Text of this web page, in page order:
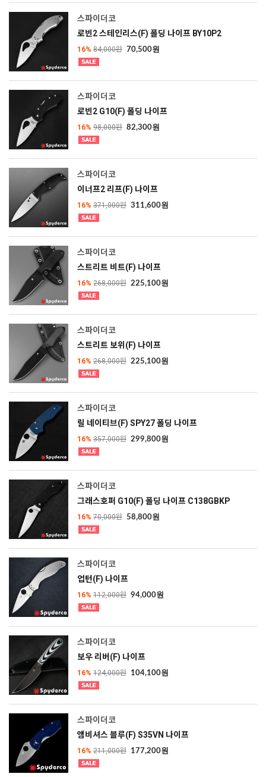
스파이더코
로빈2 스테인리스(F) 폴딩 나이프 BY10P2
16% 84,000원 70,500원
스파이더코
로빈2 G10(F) 폴딩 나이프
16% 98,000원 82,300원
스파이더코
이너프2 리프(F) 나이프
16% 371,000원 311,600원
스파이더코
스트리트 비트(F) 나이프
16% 268,000원 225,100원
스파이더코
스트리트 보위(F) 나이프
16% 268,000원 225,100원
스파이더코
릴 네이티브(F) SPY27 폴딩 나이프
16% 357,000원 299,800원
스파이더코
그래스호퍼 G10(F) 폴딩 나이프 C138GBKP
16% 70,000원 58,800원
스파이더코
업턴(F) 나이프
16% 112,000원 94,000원
스파이더코
보우 리버(F) 나이프
16% 124,000원 104,100원
스파이더코
앰비셔스 블루(F) S35VN 나이프
16% 211,000원 177,200원